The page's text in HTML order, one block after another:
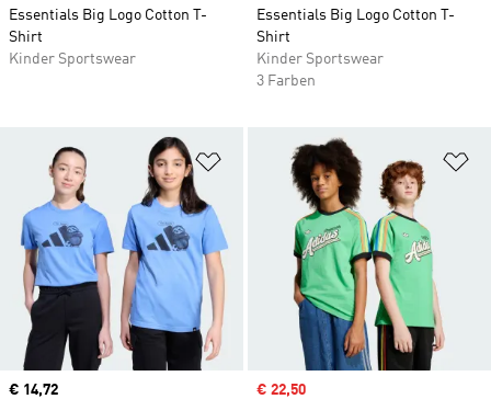
Essentials Big Logo Cotton T-
Shirt
Kinder Sportswear
Essentials Big Logo Cotton T-
Shirt
Kinder Sportswear
3 Farben
Zur Wunschliste hinzufügen
Current price
€ 14,72 Sale price
€ 22,50